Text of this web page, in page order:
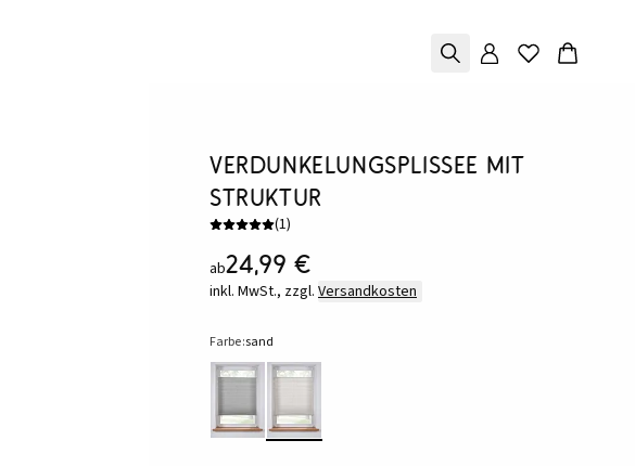
Verdunkelungsplissee mit
Struktur
(1)
ab24,99 €
inkl. MwSt., zzgl. Versandkosten
Farbe:sand